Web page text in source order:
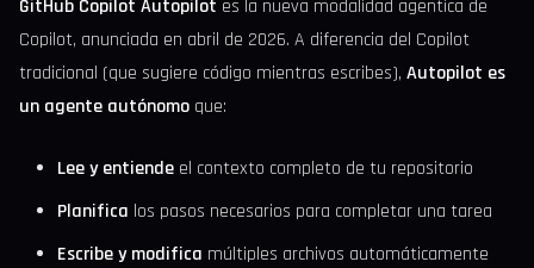
GitHub Copilot Autopilot es la nueva modalidad agentica de
Copilot, anunciada en abril de 2026. A diferencia del Copilot
tradicional (que sugiere código mientras escribes), Autopilot es
un agente autónomo que:
Lee y entiende el contexto completo de tu repositorio
Planifica los pasos necesarios para completar una tarea
Escribe y modifica múltiples archivos automáticamente